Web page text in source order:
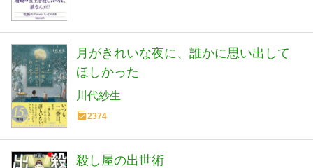
月がきれいな夜に、誰かに思い出して
ほしかった
川代紗生
2374
殺し屋の出世術